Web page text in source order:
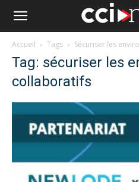
Accueil Tags Sécuriser les
Tag: sécuriser les
collaboratifs